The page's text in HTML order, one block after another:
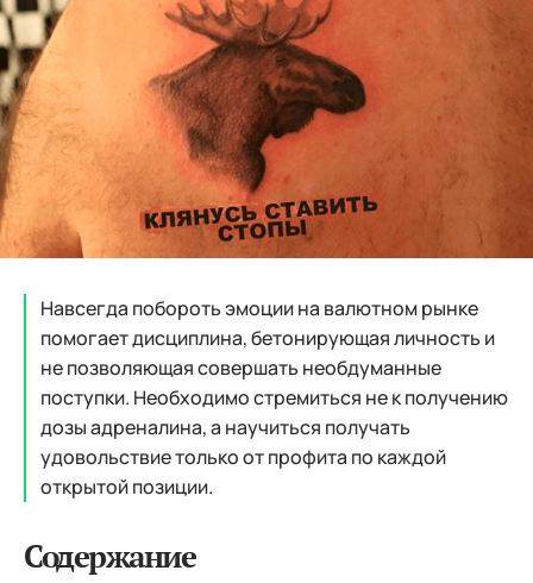
Навсегда побороть эмоции на валютном рынке
помогает дисциплина, бетонирующая личность и
не позволяющая совершать необдуманные
поступки. Необходимо стремиться не к получению
дозы адреналина, а научиться получать
удовольствие только от профита по каждой
открытой позиции.
Содержание